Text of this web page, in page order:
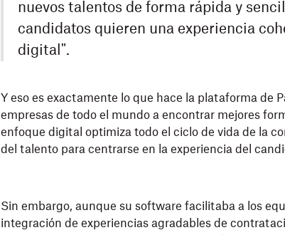
nuevos talentos de forma rápida y
candidatos quieren una experiencia
digital".
Y eso es exactamente lo que hace la plataforma de
empresas de todo el mundo a encontrar mejores
enfoque digital optimiza todo el ciclo de vida de la
del talento para centrarse en la experiencia del
Sin embargo, aunque su software facilitaba a los
integración de experiencias agradables de